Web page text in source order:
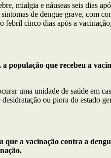
mialgia e náuseas seis dias
de dengue grave, com
febril cinco dias após a
população que recebeu a
uma unidade de saúde em
ou piora do estado
a vacinação contra a